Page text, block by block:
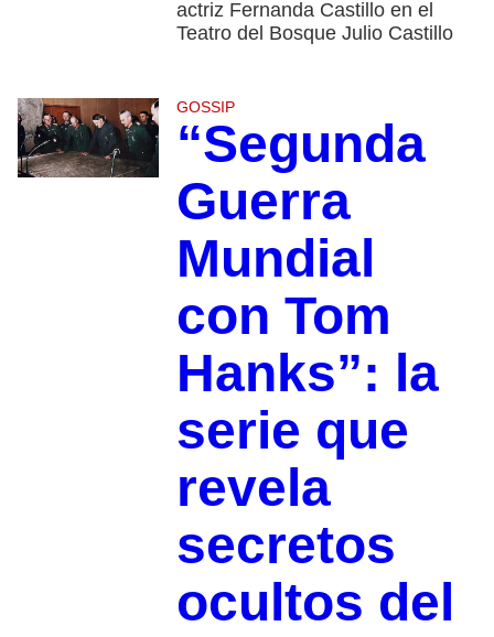
actriz Fernanda Castillo en el
Teatro del Bosque Julio Castillo
GOSSIP
“Segunda
Guerra
Mundial
con Tom
Hanks”: la
serie que
revela
secretos
ocultos del